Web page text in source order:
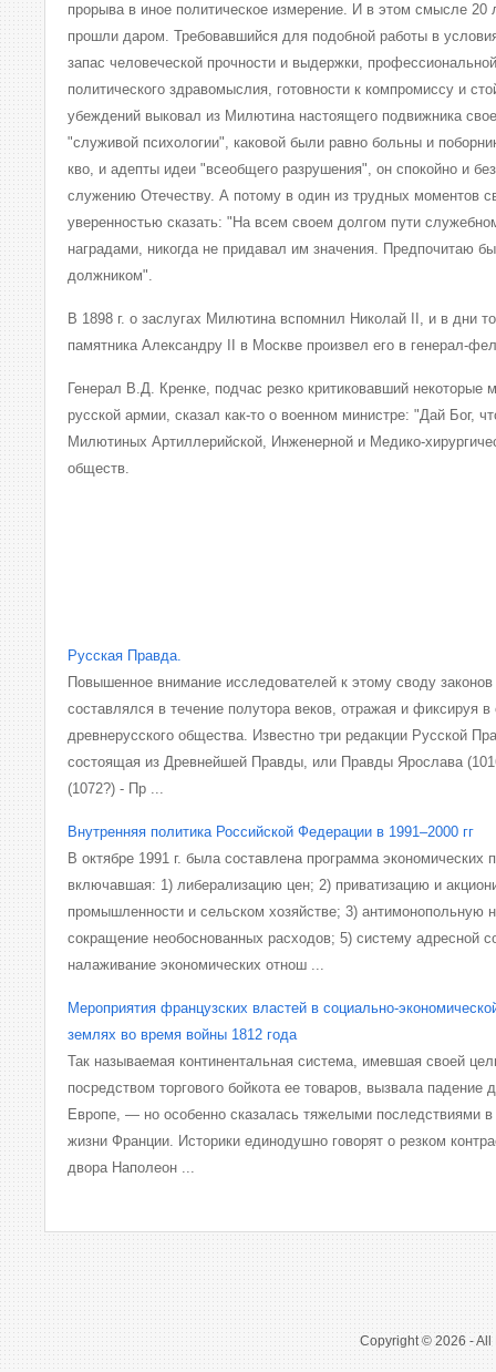
прорыва в иное политическое измерение. И в этом смысле 20
прошли даром. Требовавшийся для подобной работы в
запас человеческой прочности и выдержки,
политического здравомыслия, готовности к компромиссу и
убеждений выковал из Милютина настоящего подвижника
"служивой психологии", каковой были равно больны и
кво, и адепты идеи "всеобщего разрушения", он спокойно и
служению Отечеству. А потому в один из трудных моментов
уверенностью сказать: "На всем своем долгом пути
наградами, никогда не придавал им значения. Предпочитаю
должником".
В 1898 г. о заслугах Милютина вспомнил Николай II, и в дни
памятника Александру II в Москве произвел его в генерал-
Генерал В.Д. Кренке, подчас резко критиковавший некоторые
русской армии, сказал как-то о военном министре: "Дай Бог,
Милютиных Артиллерийской, Инженерной и Медико-
обществ.
Русская Правда.
Повышенное внимание исследователей к этому своду
составлялся в течение полутора веков, отражая и фиксируя
древнерусского общества. Известно три редакции Русской
состоящая из Древнейшей Правды, или Правды Ярослава
(1072?) - Пр ...
Внутренняя политика Российской Федерации в 1991–2000 гг
В октябре 1991 г. была составлена программа экономических
включавшая: 1) либерализацию цен; 2) приватизацию и
промышленности и сельском хозяйстве; 3) антимонопольную
сокращение необоснованных расходов; 5) систему адресной
налаживание экономических отнош ...
Мероприятия французских властей в социально-
землях во время войны 1812 года
Так называемая континентальная система, имевшая своей
посредством торгового бойкота ее товаров, вызвала падение
Европе, — но особенно сказалась тяжелыми последствиями в
жизни Франции. Историки единодушно говорят о резком
двора Наполеон ...
Copyright © 2026 - All